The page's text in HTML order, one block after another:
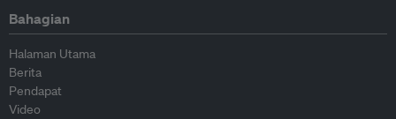
Bahagian
Halaman Utama
Berita
Pendapat
Video